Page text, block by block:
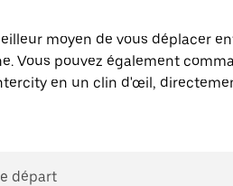
moyen de vous déplacer
Vous pouvez également
en un clin d'œil,
départ